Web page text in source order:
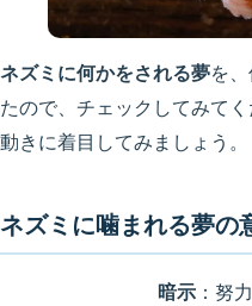
ネズミに何かをされる夢を
たので、チェックしてみて
動きに着目してみましょう。
ネズミに噛まれる夢の
暗示 ：努